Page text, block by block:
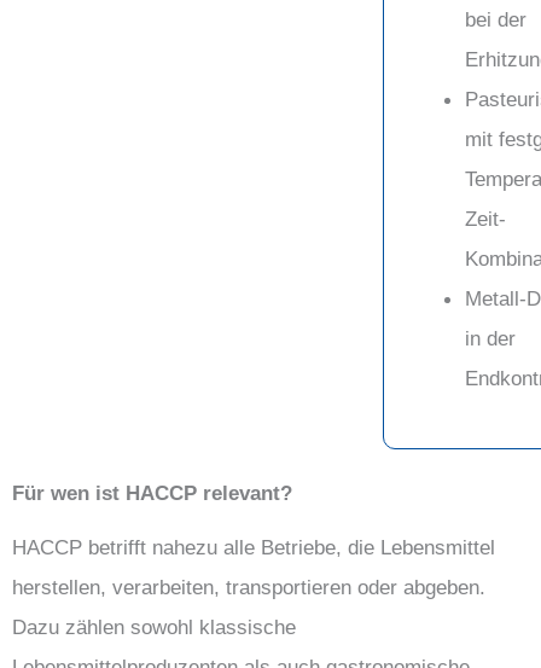
bei der
mit
Zeit-
Metall-
in der
Für wen ist HACCP relevant?
HACCP betrifft nahezu alle Betriebe, die Lebensmittel
herstellen, verarbeiten, transportieren oder abgeben.
Dazu zählen sowohl klassische